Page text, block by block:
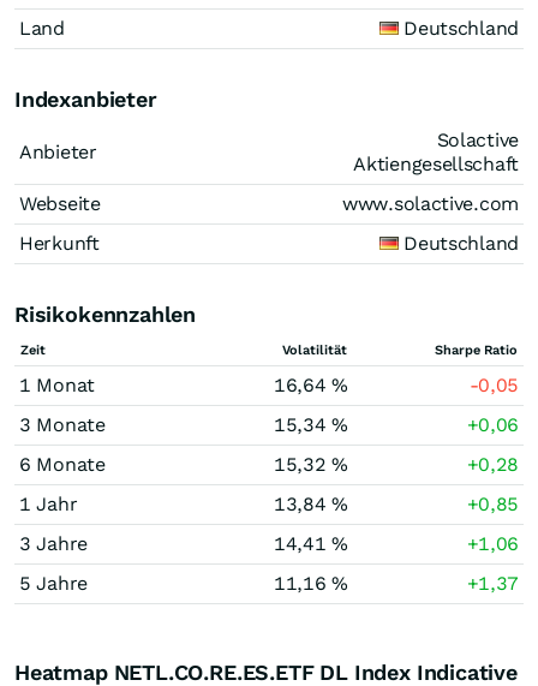
Land Deutschland
Indexanbieter
Anbieter
Solactive
Aktiengesellschaft
Webseite
www.solactive.com
Herkunft
Deutschland
Risikokennzahlen
Zeit Volatilität Sharpe Ratio
1 Monat 16,64 %
-0,05
3 Monate
15,34 %
+0,06
6 Monate
15,32 %
+0,28
1 Jahr
13,84 %
+0,85
3 Jahre
14,41 %
+1,06
5 Jahre
11,16 % +1,37
Heatmap NETL.CO.RE.ES.ETF DL Index Indicative